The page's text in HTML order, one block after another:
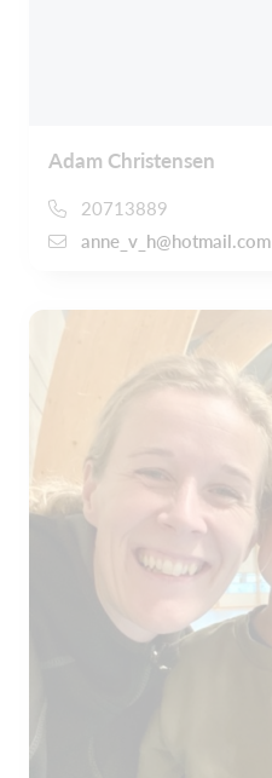
Adam Christensen
20713889
anne_v_h@hotmail.com